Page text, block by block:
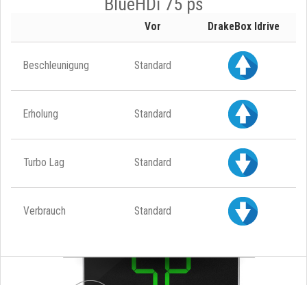
Vor DrakeBox Idrive
Beschleunigung Standard
Erholung Standard
Turbo Lag Standard
Verbrauch Standard